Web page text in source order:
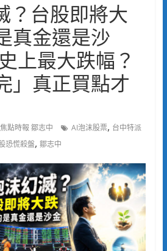
？台股即將大
真金還是沙
上最大跌幅？
」真正買點才
焦點時報 鄒志中 AI泡沫股票, 台中特派
恐慌殺盤, 鄒志中